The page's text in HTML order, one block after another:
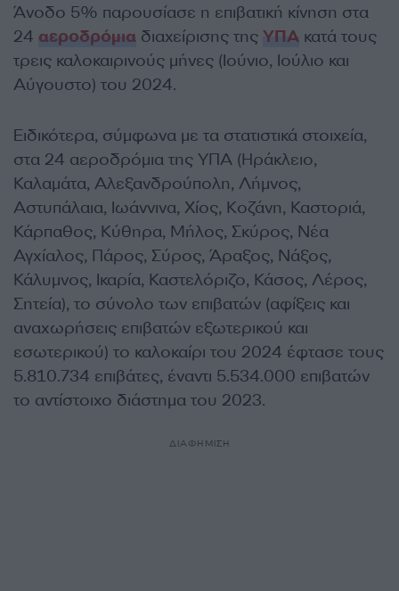
Άνοδο 5% παρουσίασε η επιβατική κίνηση στα
24 αεροδρόμια διαχείρισης της ΥΠΑ κατά τους
τρεις καλοκαιρινούς μήνες (Ιούνιο, Ιούλιο και
Αύγουστο) του 2024.
Ειδικότερα, σύμφωνα με τα στατιστικά στοιχεία,
στα 24 αεροδρόμια της ΥΠΑ (Ηράκλειο,
Καλαμάτα, Αλεξανδρούπολη, Λήμνος,
Αστυπάλαια, Ιωάννινα, Χίος, Κοζάνη, Καστοριά,
Κάρπαθος, Κύθηρα, Μήλος, Σκύρος, Νέα
Αγχίαλος, Πάρος, Σύρος, Άραξος, Νάξος,
Κάλυμνος, Ικαρία, Καστελόριζο, Κάσος, Λέρος,
Σητεία), το σύνολο των επιβατών (αφίξεις και
αναχωρήσεις επιβατών εξωτερικού και
εσωτερικού) το καλοκαίρι του 2024 έφτασε τους
5.810.734 επιβάτες, έναντι 5.534.000 επιβατών
το αντίστοιχο διάστημα του 2023.
ΔΙΑΦΗΜΙΣΗ